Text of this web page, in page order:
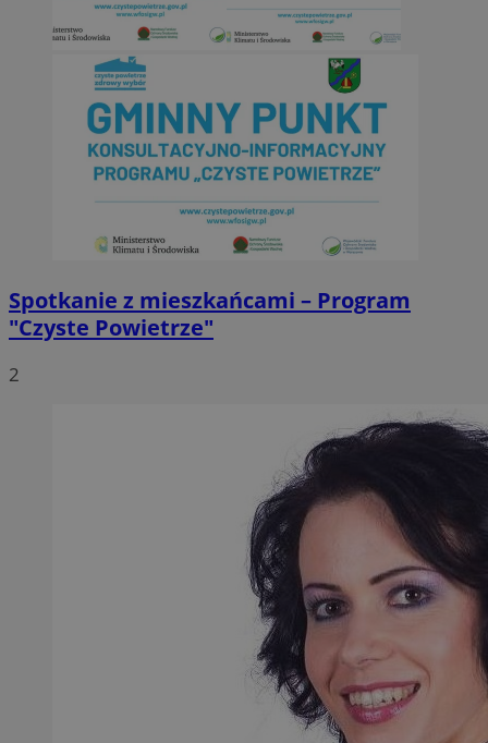
Spotkanie z mieszkańcami – Program
"Czyste Powietrze"
2